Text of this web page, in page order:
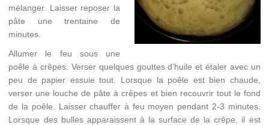
mélanger. Laisser reposer la
pâte une trentaine de
minutes.
Allumer le feu sous une
poêle à crêpes. Verser quelques gouttes d’huile et étaler avec un
peu de papier essuie tout. Lorsque la poêle est bien chaude,
verser une louche de pâte à crêpes et bien recouvrir tout le fond
de la poêle. Laisser chauffer à feu moyen pendant 2-3 minutes.
Lorsque des bulles apparaissent à la surface de la crêpe, il est